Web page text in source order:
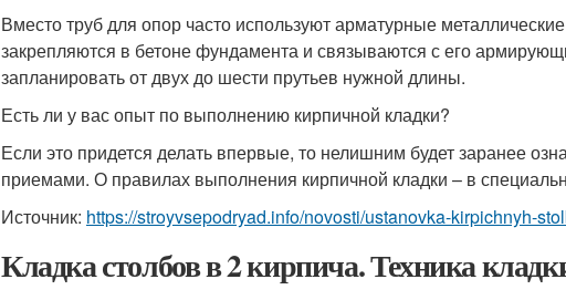
Вместо труб для опор часто используют арматурные
закрепляются в бетоне фундамента и связываются с его
запланировать от двух до шести прутьев нужной длины.
Есть ли у вас опыт по выполнению кирпичной кладки?
Если это придется делать впервые, то нелишним будет заранее
приемами. О правилах выполнения кирпичной кладки – в
Источник: https://stroyvsepodryad.info/novosti/ustanovka-kirpichnyh-
Кладка столбов в 2 кирпича. Техника